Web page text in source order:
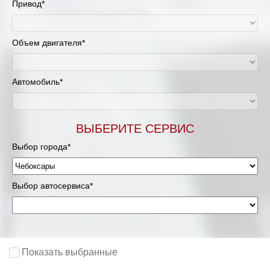
Привод*
Объем двигателя*
Автомобиль*
ВЫБЕРИТЕ СЕРВИС
Выбор города*
Выбор автосервиса*
Показать выбранные